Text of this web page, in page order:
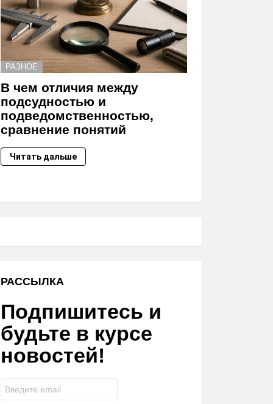
РАЗНОЕ
В чем отличия между
подсудностью и
подведомственностью,
сравнение понятий
Читать дальше
РАССЫЛКА
Подпишитесь и
будьте в курсе
новостей!